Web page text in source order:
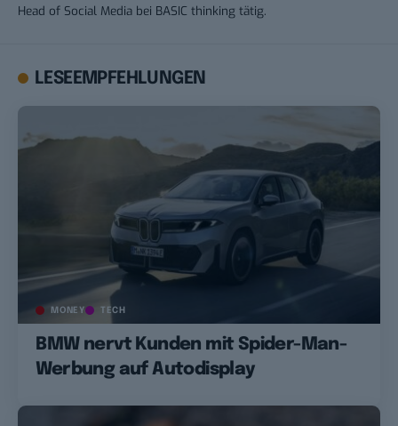
Head of Social Media bei BASIC thinking tätig.
LESEEMPFEHLUNGEN
MONEY TECH
BMW nervt Kunden mit Spider-Man-
Werbung auf Autodisplay